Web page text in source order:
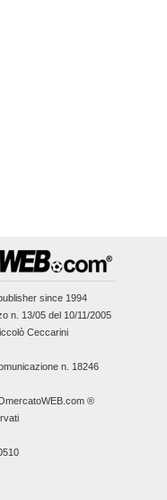
since 1994
n. 13/05 del 10/11/2005
Ceccarini
n. 18246
®